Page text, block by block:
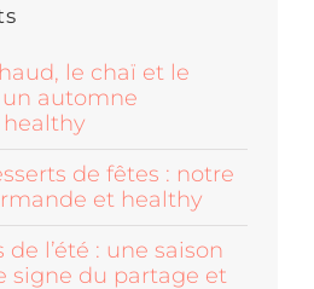
le chaï et le
automne
de fêtes : notre
et healthy
l’été : une saison
signe du partage et